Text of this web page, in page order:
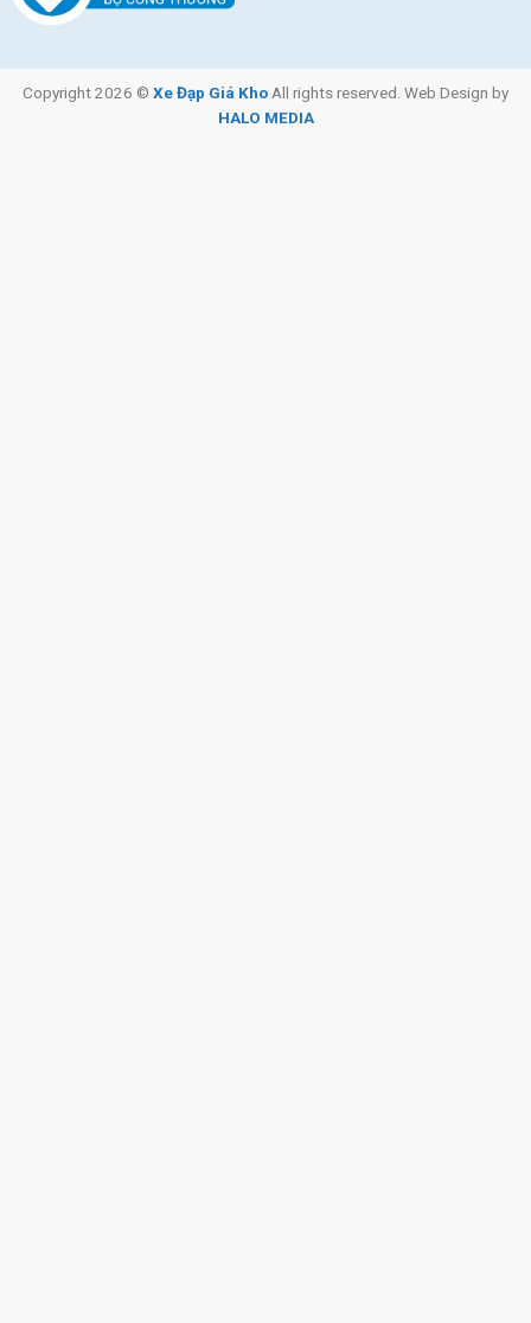
SKU:atx610-26in
Thẻ:Hợp Kim Nhôm,Shimano,Xe đạp địa hình Shimano,Xe đạp địa
hình trẻ em
Copyright 2026 © Xe Đạp Giá Kho All rights reserved. Web Design by
HALO MEDIA